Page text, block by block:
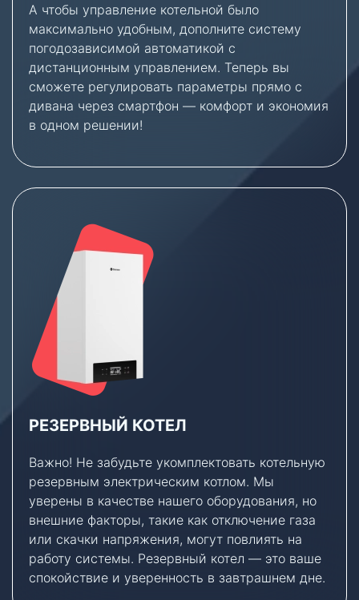
А чтобы управление котельной было
максимально удобным, дополните систему
погодозависимой автоматикой с
дистанционным управлением. Теперь вы
сможете регулировать параметры прямо с
дивана через смартфон — комфорт и экономия
в одном решении!
РЕЗЕРВНЫЙ КОТЕЛ
Важно! Не забудьте укомплектовать котельную
резервным электрическим котлом. Мы
уверены в качестве нашего оборудования, но
внешние факторы, такие как отключение газа
или скачки напряжения, могут повлиять на
работу системы. Резервный котел — это ваше
спокойствие и уверенность в завтрашнем дне.